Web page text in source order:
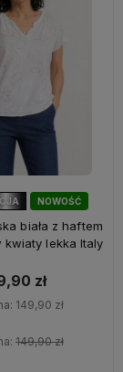
NOWOŚĆ
OKAZJA
biała z haftem
kwiaty lekka Italy
zł
149,90 zł
149,90 zł